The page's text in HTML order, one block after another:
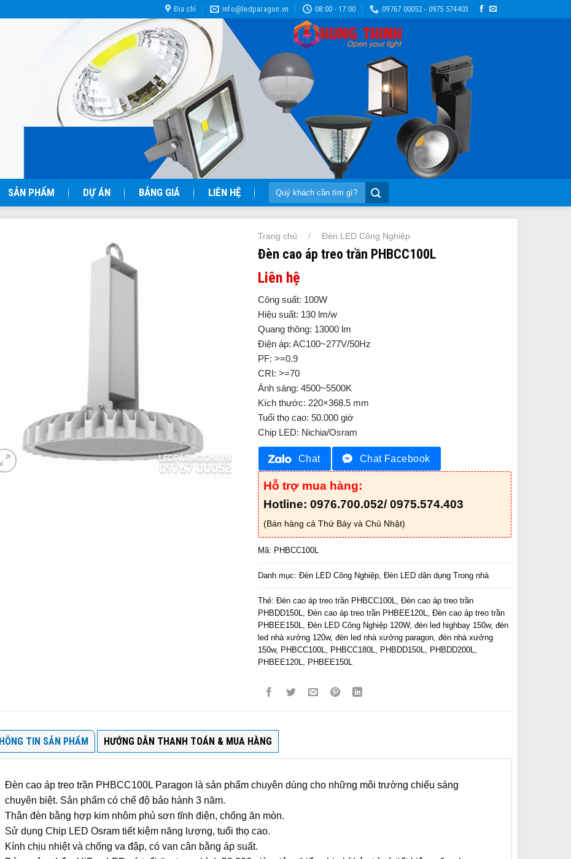
Địa chỉ info@ledparagon.vn 08:00 - 17:00 09767 00052 - 0975 574403
SẢN PHẨM DỰ ÁN BẢNG GIÁ LIÊN HỆ
Tìm
kiếm:
Trang chủ / Đèn LED Công Nghiệp
Đèn cao áp treo trần PHBCC100L
Liên hệ
Công suất: 100W
Hiệu suất: 130 lm/w
Quang thông: 13000 lm
Điện áp: AC100~277V/50Hz
PF: >=0.9
CRI: >=70
Ánh sáng: 4500~5500K
Kích thước: 220×368.5 mm
Tuổi thọ cao: 50.000 giờ
Chip LED: Nichia/Osram
Chat Chat Facebook
Hỗ trợ mua hàng:
Hotline: 0976.700.052/ 0975.574.403
(Bán hàng cả Thứ Bảy và Chủ Nhật)
Mã: PHBCC100L
Danh mục: Đèn LED Công Nghiệp, Đèn LED dân dụng Trong nhà
Thẻ: Đèn cao áp treo trần PHBCC100L
Đèn cao áp treo trần
PHBDD150L
Đèn cao áp treo trần PHBEE120L
Đèn cao áp treo trần
PHBEE150L
Đèn LED Công Nghiệp 120W, đèn led highbay 150w, đèn
led nhà xưởng 120w, đèn led nhà xưởng paragon, đèn nhà xưởng
150w, PHBCC100L PHBCC180L PHBDD150L PHBDD200L
PHBEE120L
PHBEE150L
TIN SẢN PHẨM HƯỚNG DẪN THANH TOÁN & MUA HÀNG
Đèn cao áp treo trần PHBCC100L Paragon là sản phẩm chuyên dùng cho những môi trường chiếu sáng
chuyên biệt. Sản phẩm có chế độ bảo hành 3 năm.
Thân đèn bằng hợp kim nhôm phủ sơn tĩnh điện, chống ăn mòn.
Sử dụng Chip LED Osram tiết kiệm năng lượng, tuổi thọ cao.
Kính chịu nhiệt và chống va đập, có van cân bằng áp suất.